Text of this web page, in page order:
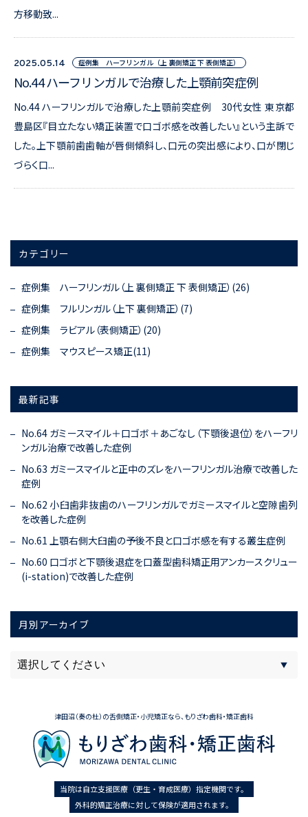
方移動致...
2025.05.14 症例集 ハーフリンガル（上 裏側矯正 下 表側矯正）
No.44 ハーフリンガルで治療した上顎前突症例
No.44 ハーフリンガルで治療した上顎前突症例 30代女性 東京都
豊島区『目立たない矯正装置で口ゴボ感を改善したい』という主訴で
した。上下顎前歯歯軸が唇側傾斜し、口元の突出感により、口が閉じ
づらく口...
カテゴリー
症例集 ハーフリンガル（上 裏側矯正 下 表側矯正）(26)
症例集 フルリンガル（上下 裏側矯正）(7)
症例集 ラビアル（表側矯正）(20)
症例集 マウスピース矯正(11)
最新記事
No.64 ガミースマイル＋口ゴボ＋あごなし（下顎後退位）をハーフリ
ンガル治療で改善した症例
No.63 ガミースマイルと正中のズレをハーフリンガル治療で改善した
症例
No.62 小臼歯非抜歯のハーフリンガルでガミースマイルと空隙歯列
を改善した症例
No.61 上顎右側大臼歯の予後不良と口ゴボ感を有する叢生症例
No.60 口ゴボと下顎後退症を口蓋型歯科矯正用アンカースクリュー
(i-station)で改善した症例
月別アーカイブ
津田沼（奏の杜）の舌側矯正・小児矯正なら、もりざわ歯科・矯正歯科
当院は自立支援医療（更生・育成医療）指定機関です。
外科的矯正治療に対して保険が適用されます。